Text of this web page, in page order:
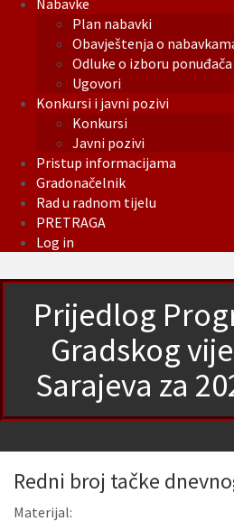
Nabavke
Plan nabavki
Obavještenja o
Odluke o izboru ponuđača
Ugovori
Konkursi i javni pozivi
Konkursi
Javni pozivi
Pristup informacijama
Gradonačelnik
Rad u radnom tijelu
PRETRAGA
Log in
Prijedlog
Gradskog
Sarajeva za
Redni broj tačke
Materijal: